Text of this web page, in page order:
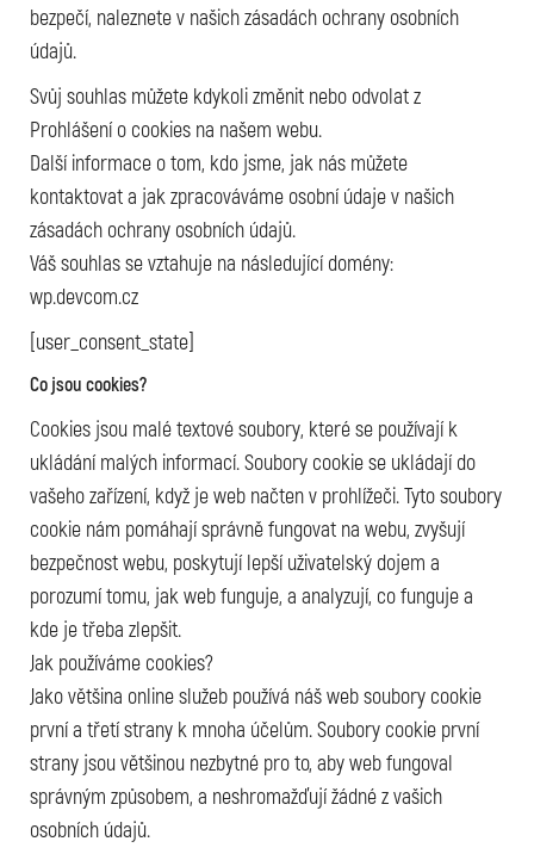
bezpečí, naleznete v našich zásadách ochrany osobních
údajů.
Svůj souhlas můžete kdykoli změnit nebo odvolat z
Prohlášení o cookies na našem webu.
Další informace o tom, kdo jsme, jak nás můžete
kontaktovat a jak zpracováváme osobní údaje v našich
zásadách ochrany osobních údajů.
Váš souhlas se vztahuje na následující domény:
wp.devcom.cz
[user_consent_state]
Co jsou cookies?
Cookies jsou malé textové soubory, které se používají k
ukládání malých informací. Soubory cookie se ukládají do
vašeho zařízení, když je web načten v prohlížeči. Tyto soubory
cookie nám pomáhají správně fungovat na webu, zvyšují
bezpečnost webu, poskytují lepší uživatelský dojem a
porozumí tomu, jak web funguje, a analyzují, co funguje a
kde je třeba zlepšit.
Jak používáme cookies?
Jako většina online služeb používá náš web soubory cookie
první a třetí strany k mnoha účelům. Soubory cookie první
strany jsou většinou nezbytné pro to, aby web fungoval
správným způsobem, a neshromažďují žádné z vašich
osobních údajů.